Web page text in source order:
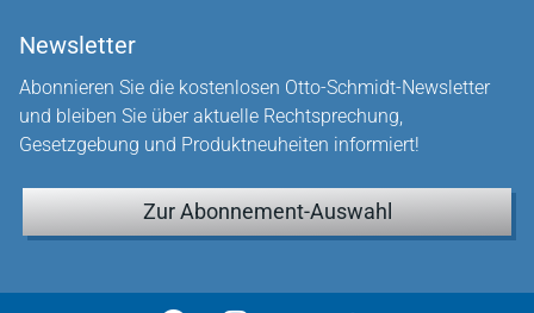
Newsletter
Abonnieren Sie die kostenlosen Otto-Schmidt-Newsletter
und bleiben Sie über aktuelle Rechtsprechung,
Gesetzgebung und Produktneuheiten informiert!
Zur Abonnement-Auswahl